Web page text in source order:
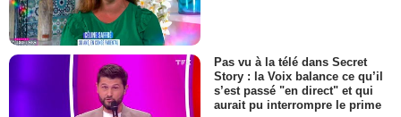
Pas vu à la télé dans Secret
Story : la Voix balance ce qu’il
s’est passé "en direct" et qui
aurait pu interrompre le prime